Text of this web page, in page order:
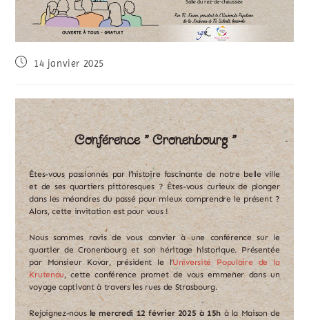
14 janvier 2025
Conférence " Cronenbourg "
Êtes-vous passionnés par l’histoire fascinante de notre belle ville
et de ses quartiers pittoresques ? Êtes-vous curieux de plonger
dans les méandres du passé pour mieux comprendre le présent ?
Alors, cette invitation est pour vous !
Nous sommes ravis de vous convier à une conférence sur le
quartier de Cronenbourg et son héritage historique. Présentée
par Monsieur Kovar, président le l’Université Populaire de la
Krutenau, cette conférence promet de vous emmener dans un
voyage captivant à travers les rues de Strasbourg.
Rejoignez-nous le mercredi 12 février 2025 à 15hà la Maison de